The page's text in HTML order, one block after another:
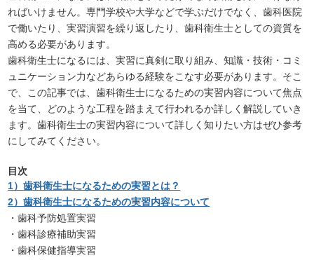
ればいけません。専門学校や大学などで学ぶだけでなく、歯科医院
で働いたり、実習演習を繰り返したり、歯科衛生士としての資質を
高める必要があります。
歯科衛生士になるには、実習に真剣に取り組み、知識・技術・コミ
ュニケーション力などあらゆる経験をこなす必要があります。そこ
で、この記事では、歯科衛生士になるための実習内容について焦点
を当て、どのような工程を踏まえて行われるか詳しく解説していき
ます。歯科衛生士の実習内容について詳しく知りたい方はぜひ参考
にしてみてください。
目次
1）歯科衛生士になるための実習とは？
2）歯科衛生士になるための実習内容について
・歯科予防処置実習
・歯科診療補助実習
・歯科保健指導実習